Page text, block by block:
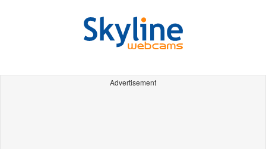
Advertisement